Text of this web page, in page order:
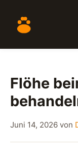
Inhalt
springen
Flöhe
Juni 14, 2026 von